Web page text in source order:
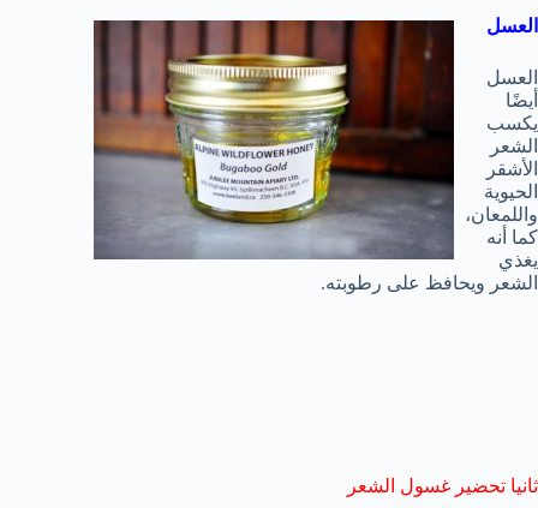
العسل
العسل
أيضًا
يكسب
الشعر
الأشقر
الحيوية
واللمعان،
كما أنه
يغذي
الشعر ويحافظ على رطوبته.
ثانيا تحضير غسول الشعر